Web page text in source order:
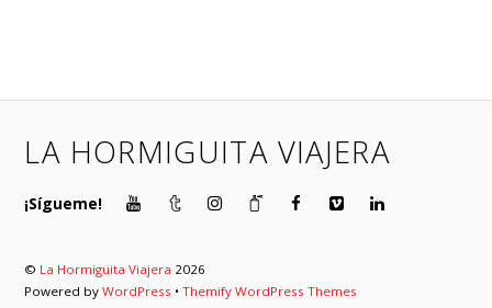
LA HORMIGUITA VIAJERA
¡Sígueme!
© La Hormiguita Viajera 2026
Powered byWordPress •Themify WordPress Themes